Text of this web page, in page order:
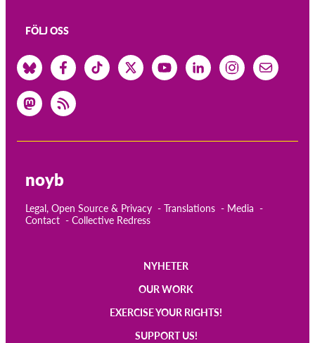
FÖLJ OSS
noyb
Legal, Open Source & Privacy Translations
Media
Contact
Collective Redress
NYHETER
OUR WORK
EXERCISE YOUR RIGHTS!
SUPPORT US!